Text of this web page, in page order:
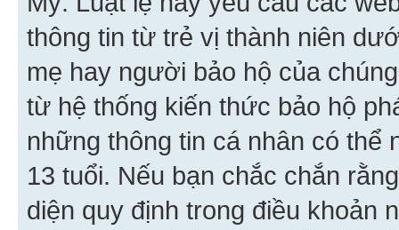
thông tin từ trẻ vị thành niên
mẹ hay người bảo hộ của
từ hệ thống kiến thức bảo hộ
những thông tin cá nhân có thể
13 tuổi. Nếu bạn chắc chắn
diện quy định trong điều khoản